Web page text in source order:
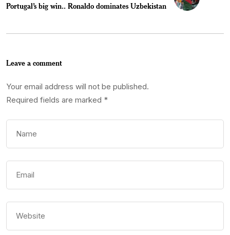
Portugal’s big win.. Ronaldo dominates Uzbekistan
Leave a comment
Your email address will not be published.
Required fields are marked *